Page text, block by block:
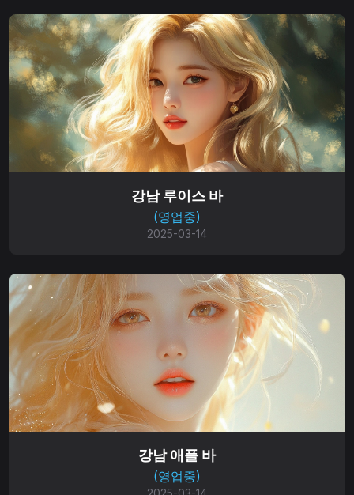
강남 루이스 바
(영업중)
2025-03-14
강남 애플 바
(영업중)